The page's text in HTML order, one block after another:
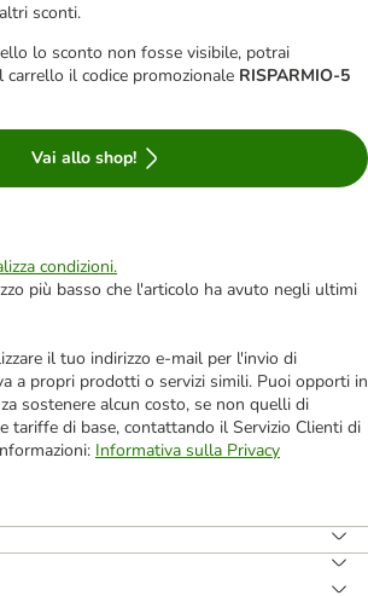
sconti.
lo sconto non fosse visibile, potrai
il codice promozionale RISPARMIO-5
Vai allo shop!
condizioni.
più basso che l'articolo ha avuto negli ultimi
il tuo indirizzo e-mail per l'invio di
a propri prodotti o servizi simili. Puoi opporti in
sostenere alcun costo, se non quelli di
tariffe di base, contattando il Servizio Clienti di
Informativa sulla Privacy